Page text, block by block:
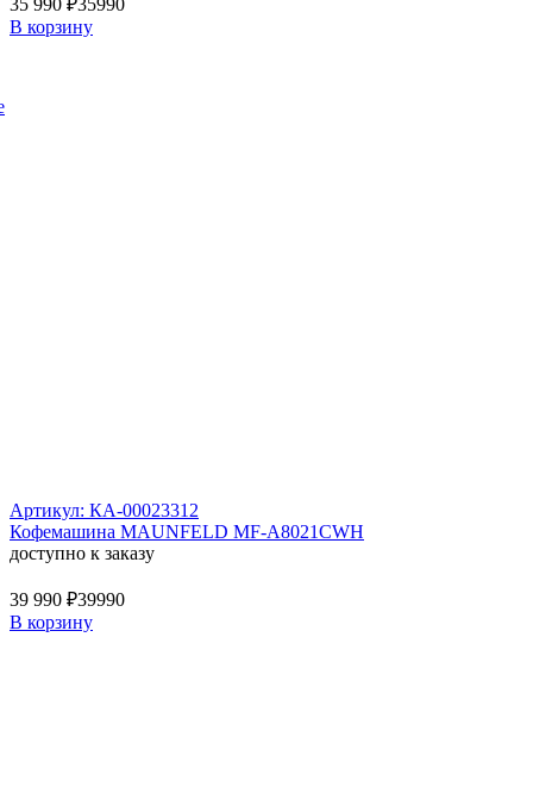
В корзину
Артикул: КА-00023312
Кофемашина MAUNFELD MF-A8021CWH
доступно к заказу
39 990 ₽39990
В корзину